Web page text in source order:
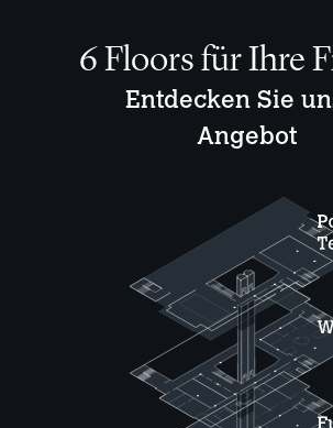
6 Floors für Ihre
Entdecken Sie
Angebot